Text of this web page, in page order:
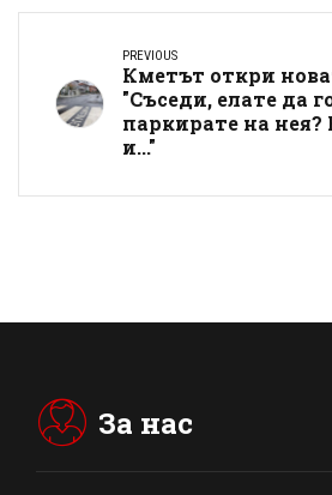
PREVIOUS
Кметът откри
"Съседи, елате да
паркирате на
и..."
За нас